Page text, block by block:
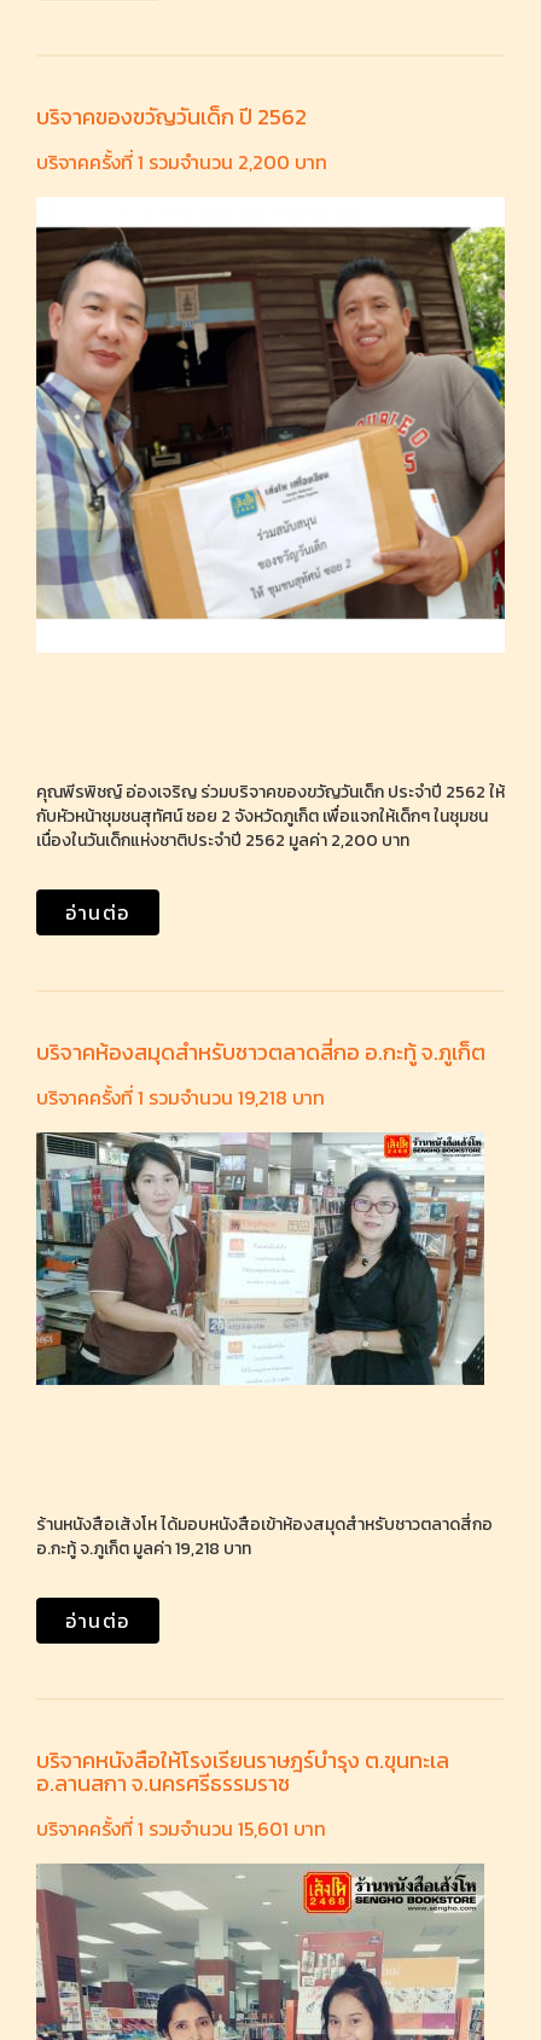
บริจาคของขวัญวันเด็ก ปี 2562
บริจาคครั้งที่ 1 รวมจำนวน 2,200 บาท
คุณพีรพิชญ์ อ่องเจริญ ร่วมบริจาคของขวัญวันเด็ก ประจำปี 2562 ให้
กับหัวหน้าชุมชนสุทัศน์ ซอย 2 จังหวัดภูเก็ต เพื่อแจกให้เด็กๆ ในชุมชน
เนื่องในวันเด็กแห่งชาติประจำปี 2562 มูลค่า 2,200 บาท
อ่านต่อ
บริจาคห้องสมุดสำหรับชาวตลาดสี่กอ อ.กะทู้ จ.ภูเก็ต
บริจาคครั้งที่ 1 รวมจำนวน 19,218 บาท
ร้านหนังสือเส้งโห ได้มอบหนังสือเข้าห้องสมุดสำหรับชาวตลาดสี่กอ
อ.กะทู้ จ.ภูเก็ต มูลค่า 19,218 บาท
อ่านต่อ
บริจาคหนังสือให้โรงเรียนราษฎร์บำรุง ต.ขุนทะเล
อ.ลานสกา จ.นครศรีธรรมราช
บริจาคครั้งที่ 1 รวมจำนวน 15,601 บาท